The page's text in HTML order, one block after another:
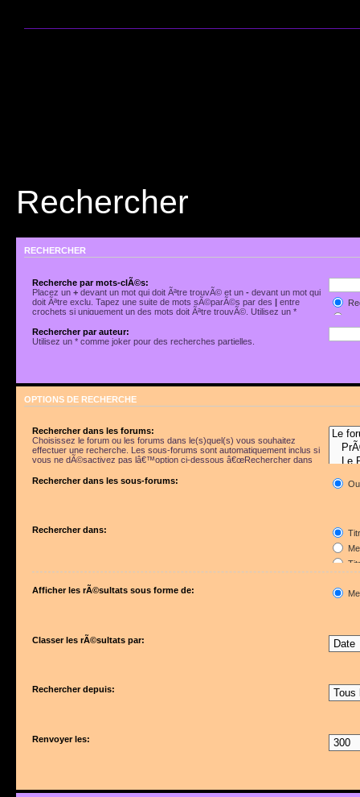
Rechercher
RECHERCHER
Recherche par mots-clÃ©s:
Placez un+ devant un mot qui doit Ãªtre trouvÃ© et un- devant un mot qui
doit Ãªtre exclu. Tapez une suite de mots sÃ©parÃ©s par des| entre
crochets si uniquement un des mots doit Ãªtre trouvÃ©. Utilisez un *
Rechercher par auteur:
Utilisez un * comme joker pour des recherches partielles.
OPTIONS DE RECHERCHE
Rechercher dans les forums:
Choisissez le forum ou les forums dans le(s)quel(s) vous souhaitez
effectuer une recherche. Les sous-forums sont automatiquement inclus si
vous ne dÃ©sactivez pas lâ€™option ci-dessous â€œRechercher dans
Rechercher dans les sous-forums:
Rechercher dans:
Afficher les rÃ©sultats sous forme de:
Classer les rÃ©sultats par:
Rechercher depuis:
Renvoyer les: